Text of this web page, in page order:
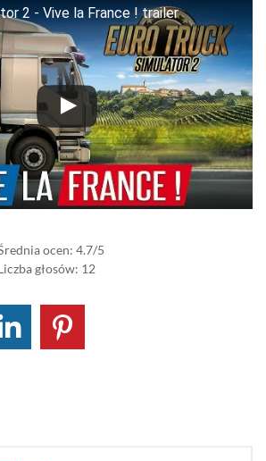
2 - Vive la France ! trailer
ocen: 4.7/5
głosów: 12